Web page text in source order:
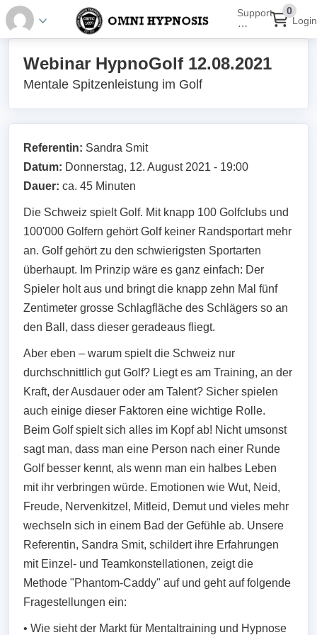
Support
⋯
0
Login
Webinar HypnoGolf 12.08.2021
Mentale Spitzenleistung im Golf
Referentin: Sandra Smit
Datum: Donnerstag, 12. August 2021 - 19:00
Dauer: ca. 45 Minuten
Die Schweiz spielt Golf. Mit knapp 100 Golfclubs und
100'000 Golfern gehört Golf keiner Randsportart mehr
an. Golf gehört zu den schwierigsten Sportarten
überhaupt. Im Prinzip wäre es ganz einfach: Der
Spieler holt aus und bringt die knapp zehn Mal fünf
Zentimeter grosse Schlagfläche des Schlägers so an
den Ball, dass dieser geradeaus fliegt.
Aber eben – warum spielt die Schweiz nur
durchschnittlich gut Golf? Liegt es am Training, an der
Kraft, der Ausdauer oder am Talent? Sicher spielen
auch einige dieser Faktoren eine wichtige Rolle.
Beim Golf spielt sich alles im Kopf ab! Nicht umsonst
sagt man, dass man eine Person nach einer Runde
Golf besser kennt, als wenn man ein halbes Leben
mit ihr verbringen würde. Emotionen wie Wut, Neid,
Freude, Nervenkitzel, Mitleid, Demut und vieles mehr
wechseln sich in einem Bad der Gefühle ab. Unsere
Referentin, Sandra Smit, schildert ihre Erfahrungen
mit Einzel- und Teamkonstellationen, zeigt die
Methode "Phantom-Caddy" auf und geht auf folgende
Fragestellungen ein:
• Wie sieht der Markt für Mentaltraining und Hypnose